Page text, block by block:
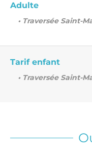
Adulte
• Traversée Saint-
Tarif enfant
• Traversée Saint-